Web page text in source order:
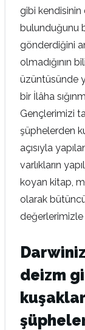
gibi kendisinin
bulunduğunu
gönderdiğini
olmadığının
üzüntüsünde
bir İlâha
Gençlerimizi
şüphelerden
açısıyla
varlıkların
koyan kitap,
olarak
değerlerimizle
deizm